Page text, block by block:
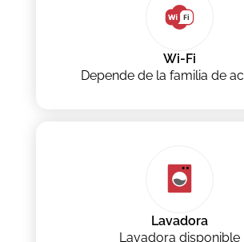
Wi-Fi
Depende de la familia de
Lavadora
Lavadora disponible